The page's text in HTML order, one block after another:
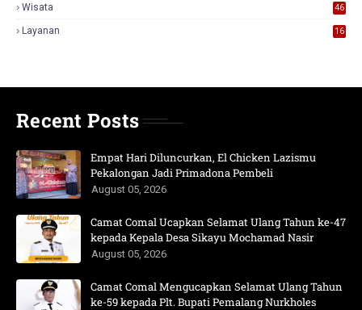
Wisata 46
Layanan 16
Recent Posts
Empat Hari Diluncurkan, El Chicken Lazismu
Pekalongan Jadi Primadona Pembeli
August 05, 2026
Camat Comal Ucapkan Selamat Ulang Tahun ke-47
kepada Kepala Desa Sikayu Mochamad Nasir
August 05, 2026
Camat Comal Mengucapkan Selamat Ulang Tahun
ke-59 kepada Plt. Bupati Pemalang Nurkholes